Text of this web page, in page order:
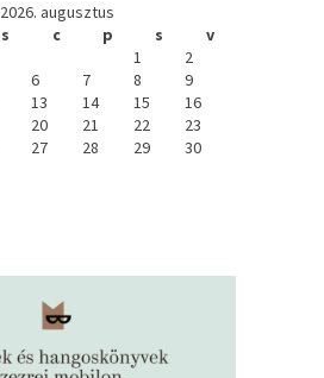
2026. augusztus
s c p s
v
1
2
6 7 8
9
13 14 15
16
20 21 22
23
27 28 29
30